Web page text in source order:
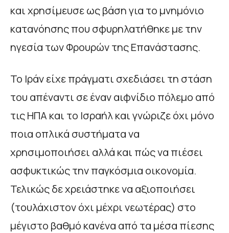
και χρησίμευσε ως βάση για το μνημόνιο
κατανόησης που σφυρηλατήθηκε με την
ηγεσία των Φρουρών της Επανάστασης.
To Iράν είχε πράγματι σχεδιάσει τη στάση
του απέναντι σε έναν αιφνίδιο πόλεμο από
τις ΗΠΑ και το Ισραήλ και γνώριζε όχι μόνο
ποια οπλικά συστήματα να
χρησιμοποιήσει αλλά και πώς να πιέσει
ασφυκτικώς την παγκόσμια οικονομία.
Τελικώς δε χρειάστηκε να αξιοποιήσει
(τουλάχιστον όχι μέχρι νεωτέρας) στο
μέγιστο βαθμό κανένα από τα μέσα πίεσης